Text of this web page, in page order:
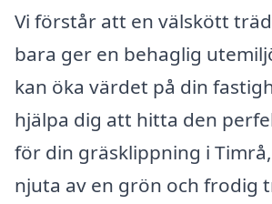
Vi förstår att en välskött
bara ger en behaglig
kan öka värdet på din
hjälpa dig att hitta den
för din gräsklippning i
njuta av en grön och frodig